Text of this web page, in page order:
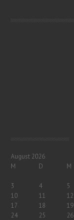
August 2026
M
D M
3
4 5
10
11 12
17
18 19
24
25 26